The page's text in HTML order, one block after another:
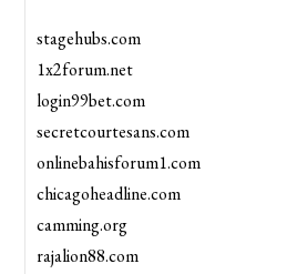
stagehubs.com
1x2forum.net
login99bet.com
secretcourtesans.com
onlinebahisforum1.com
chicagoheadline.com
camming.org
rajalion88.com